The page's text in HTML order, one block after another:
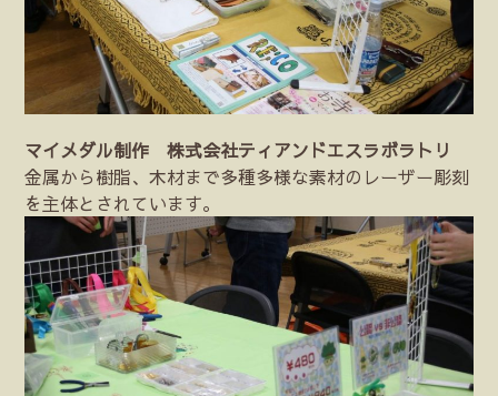
マイメダル制作 株式会社ティアンドエスラボラトリ
金属から樹脂、木材まで多種多様な素材のレーザー彫刻
を主体とされています。